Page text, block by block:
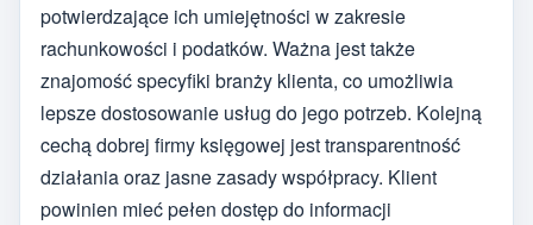
potwierdzające ich umiejętności w zakresie
rachunkowości i podatków. Ważna jest także
znajomość specyfiki branży klienta, co umożliwia
lepsze dostosowanie usług do jego potrzeb. Kolejną
cechą dobrej firmy księgowej jest transparentność
działania oraz jasne zasady współpracy. Klient
powinien mieć pełen dostęp do informacji